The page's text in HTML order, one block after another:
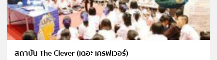
สถาบัน The Clever (เดอะ เครฟเวอร์)